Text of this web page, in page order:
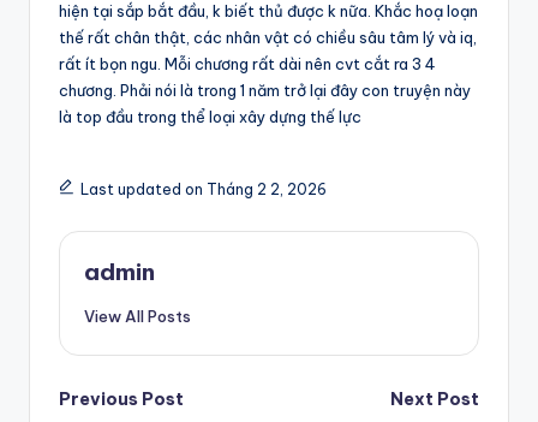
hiện tại sắp bắt đầu, k biết thủ được k nữa. Khắc hoạ loạn
thế rất chân thật, các nhân vật có chiều sâu tâm lý và iq,
rất ít bọn ngu. Mỗi chương rất dài nên cvt cắt ra 3 4
chương. Phải nói là trong 1 năm trở lại đây con truyện này
là top đầu trong thể loại xây dựng thế lực
Last updated on Tháng 2 2, 2026
admin
View All Posts
Post
Previous Post
Next Post